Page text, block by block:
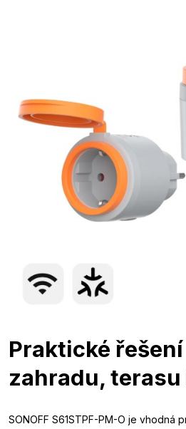
Praktické
zahradu, terasu
SONOFF S61STPF-PM-O je vhodná